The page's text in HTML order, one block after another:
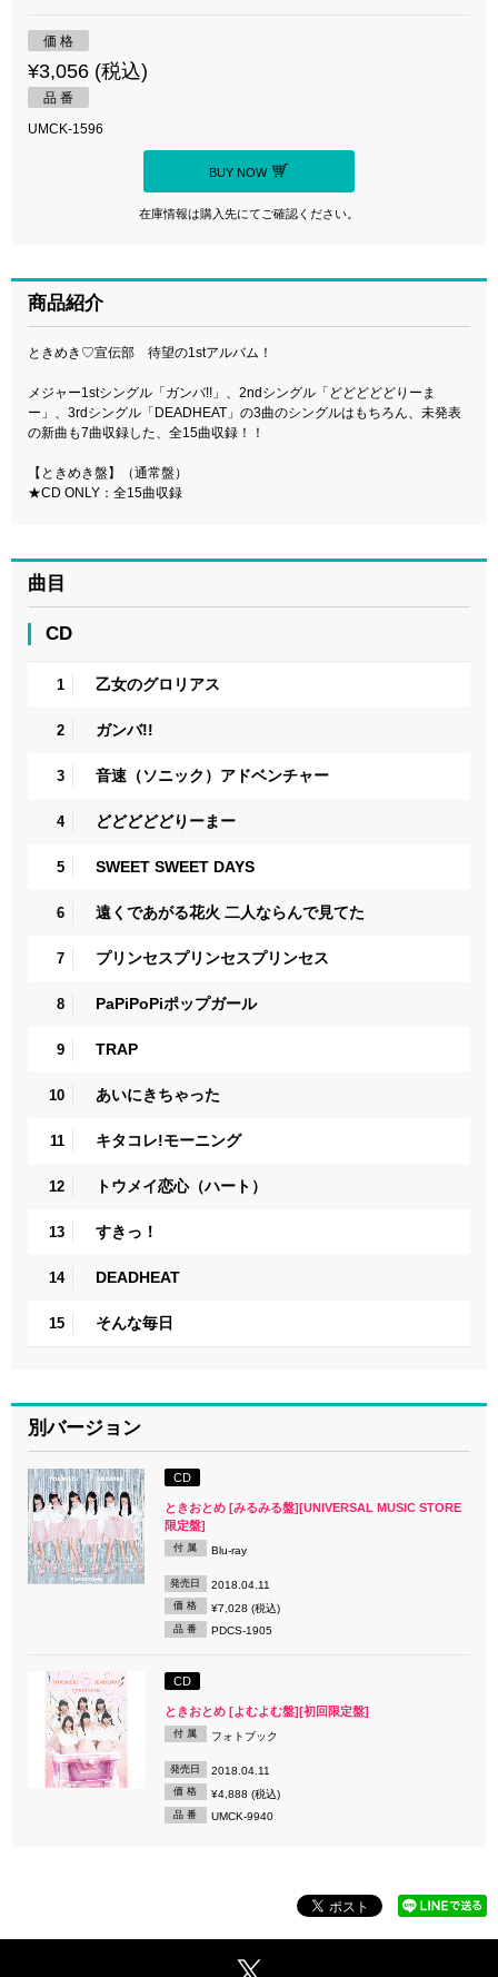
価 格
¥3,056 (税込)
品 番
UMCK-1596
BUY NOW
在庫情報は購入先にてご確認ください。
商品紹介
ときめき♡宣伝部 待望の1stアルバム！
メジャー1stシングル「ガンバ!!」、2ndシングル「どどどどどりーま
ー」、3rdシングル「DEADHEAT」の3曲のシングルはもちろん、未発表
の新曲も7曲収録した、全15曲収録！！
【ときめき盤】（通常盤）
★CD ONLY：全15曲収録
曲目
CD
1 乙女のグロリアス
2 ガンバ!!
3 音速（ソニック）アドベンチャー
4 どどどどどりーまー
5 SWEET SWEET DAYS
6 遠くであがる花火 二人ならんで見てた
7 プリンセスプリンセスプリンセス
8 PaPiPoPiポップガール
9 TRAP
10 あいにきちゃった
11 キタコレ!モーニング
12 トウメイ恋心（ハート）
13 すきっ！
14 DEADHEAT
15 そんな毎日
別バージョン
CD
ときおとめ [みるみる盤][UNIVERSAL MUSIC STORE
限定盤]
付 属 Blu-ray
発売日 2018.04.11
価 格 ¥7,028 (税込)
品 番 PDCS-1905
CD
ときおとめ [よむよむ盤][初回限定盤]
付 属 フォトブック
発売日 2018.04.11
価 格 ¥4,888 (税込)
品 番 UMCK-9940